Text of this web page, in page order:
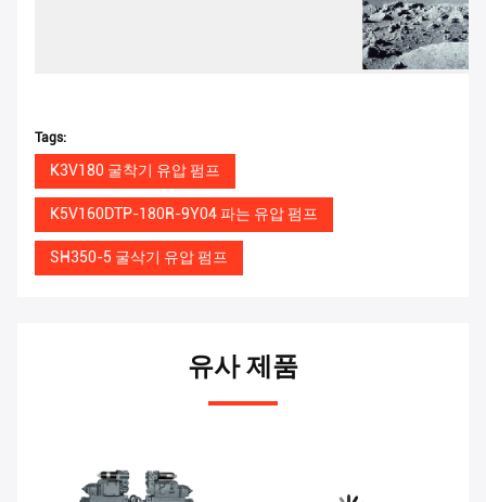
Tags:
K3V180 굴착기 유압 펌프
K5V160DTP-180R-9Y04 파는 유압 펌프
SH350-5 굴삭기 유압 펌프
유사 제품